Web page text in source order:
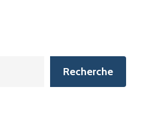
Recherche